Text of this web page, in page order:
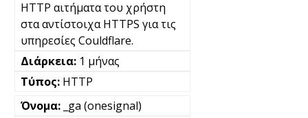
HTTP αιτήματα του χρήστη
στα αντίστοιχα HTTPS για τις
υπηρεσίες Couldflare.
1 μήνας
HTTP
_ga (onesignal)